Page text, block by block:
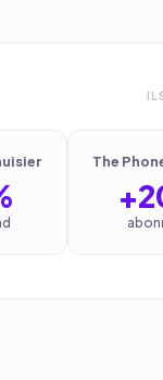
The